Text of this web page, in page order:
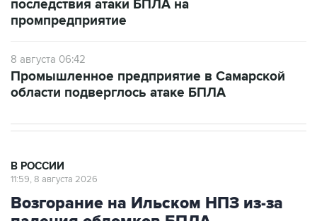
8 августа 06:42
области подверглось атаке БПЛА
Возгорание на Ильском НПЗ из-за
падения обломков БПЛА
ликвидировано